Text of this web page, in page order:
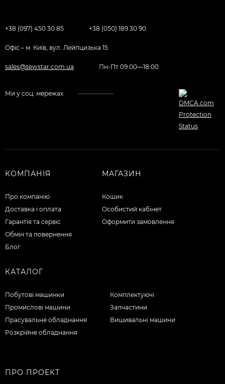
+38 (097) 450 30 85 +38 (050) 189 30 90
Офіс – м. Київ, вул. Лейпцизька 15
sales@sewstar.com.ua Пн-Пт 09:00—18:00
Ми у соц. мережах
КОМПАНІЯ
Про компанію
Доставка і оплата
Гарантія та сервіс
Обмін та повернення
Блог
МАГАЗИН
Кошик
Особистий кабінет
Оформити замовлення
КАТАЛОГ
Побутові машинки
Промислові машини
Прасувальне обладнання
Розкрійне обладнання
Комплектуючі
Запчастини
Вишивальні машини
ПРО ПРОЕКТ